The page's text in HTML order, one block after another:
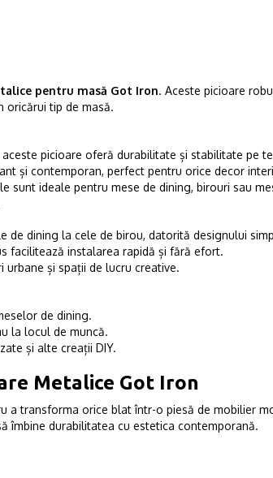
pentru masă Got Iron. Aceste picioare
oricărui tip de masă.
picioare oferă durabilitate și stabilitate pe
și contemporan, perfect pentru orice decor
sunt ideale pentru mese de dining, birouri sau
de dining la cele de birou, datorită designului
facilitează instalarea rapidă și fără efort.
și spații de lucru creative.
de dining.
la locul de muncă.
și alte creații DIY.
Metalice Got Iron
a transforma orice blat într-o piesă de mobilier
îmbine durabilitatea cu estetica contemporană.